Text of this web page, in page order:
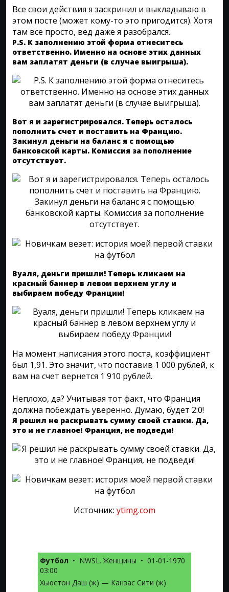
Все свои действия я заскринил и выкладываю в
этом посте (может кому-то это пригодится). Хотя
там все просто, вед даже я разобрался.
P.S. К заполнению этой форма отнеситесь
ответственно. Именно на основе этих данных
вам заплатят деньги (в случае выигрыша).
Вот я и зарегистрировался. Теперь осталось
пополнить счет и поставить на Францию.
Закинул деньги на баланс я с помощью
банковской карты. Комиссия за пополнение
отсутствует.
Вуаля, деньги пришли! Теперь кликаем на
красный баннер в левом верхнем углу и
выбираем победу Франции!
На момент написания этого поста, коэффициент
был 1,91. Это значит, что поставив 1 000 рублей, к
вам на счет вернется 1 910 рублей.
Неплохо, да? Учитывая тот факт, что Франция
должна побеждать уверенно. Думаю, будет 2:0!
Я решил не раскрывать сумму своей ставки. Да,
это и не главное! Франция, не подведи!
Источник: ytimg.com
Футбол • NWSL. Женщины • 01-01-1970
03:00
Хьюстон Даш (ж) — Канзас Сити (ж)